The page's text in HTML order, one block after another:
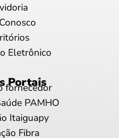
Eletrônico
Portais
fornecedor
PAMHO
Itaiguapy
Fibra